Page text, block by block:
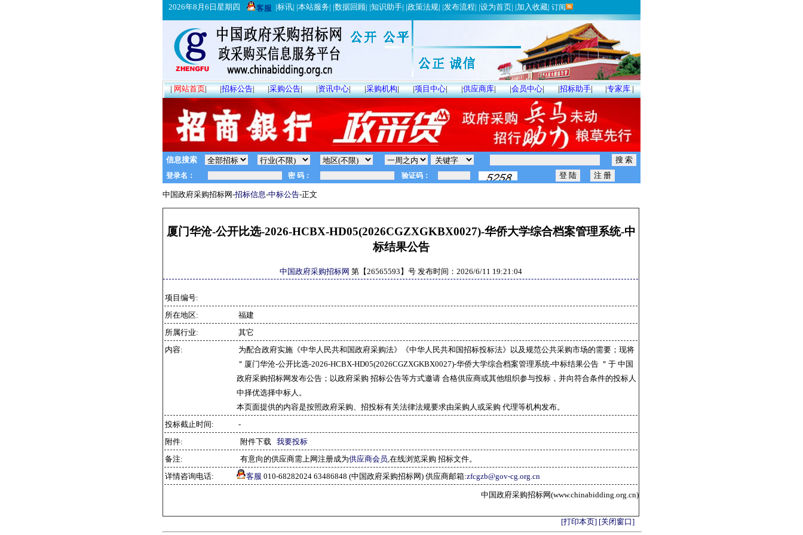
2026年8月6日星期四 客服 |标讯| |本站服务| |数据回顾| |知识助手| |政策法规| |发布流程| |设为首页| |加入收藏| 订阅
|网站首页| |招标公告| |采购公告| |资讯中心| |采购机构| |项目中心| |供应商库| |会员中心| |招标助手| |专家库|
信息搜索
中国政府采购招标网-招标信息-中标公告-正文
厦门华沧-公开比选-2026-HCBX-HD05(2026CGZXGKBX0027)-华侨大学综合档案管理系统-中
标结果公告
中国政府采购招标网 第【26565593 】号 发布时间： 2026/6/11 19:21:04
项目编号:
所在地区:
福建
所属行业:
其它
内容:
为配合政府实施《中华人民共和国政府采购法》《中华人民共和国招标投标法》以及规范公共采购市场的需要；现将
＂厦门华沧-公开比选-2026-HCBX-HD05(2026CGZXGKBX0027)-华侨大学综合档案管理系统-中标结果公告 ＂于 中国
政府采购招标网发布公告；以政府采购 招标公告等方式邀请 合格供应商或其他组织参与投标，并向符合条件的投标人
中择优选择中标人。
本页面提供的内容是按照政府采购、招投标有关法律法规要求由采购人或采购 代理等机构发布。
投标截止时间:
-
附件:
附件下载 我要投标
备注:
有意向的供应商需上网注册成为供应商会员,在线浏览采购 招标文件。
详情咨询电话:
客服 010-68282024 63486848 (中国政府采购招标网) 供应商邮箱:zfcgzb@gov-cg.org.cn
中国政府采购招标网(www.chinabidding.org.cn)
[打印本页] [关闭窗口]